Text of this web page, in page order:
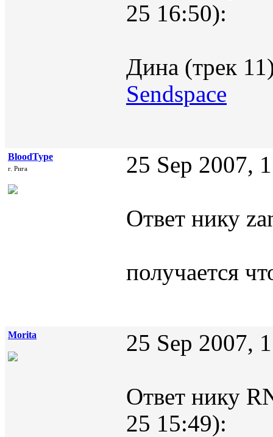
25 16:50):
Дина (трек
Sendspace
BloodType
г. Рига 25 Sep 2007,
Ответ нику
получается
Morita 25 Sep 2007,
Ответ нику
25 15:49):